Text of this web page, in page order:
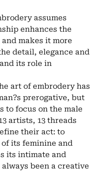
assumes
enhances the
makes it more
detail, elegance and
its role in
art of embrodery has
prerogative, but
to focus on the male
artists, 13 threads
their act: to
its feminine and
its intimate and
been a creative